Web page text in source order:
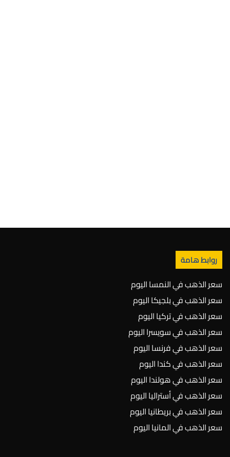
روابط هامة
سعر الذهب في النمسا اليوم
سعر الذهب في بلجيكا اليوم
سعر الذهب في تركيا اليوم
سعر الذهب في سويسرا اليوم
سعر الذهب في فرنسا اليوم
سعر الذهب في كندا اليوم
سعر الذهب في هولندا اليوم
سعر الذهب في أستراليا اليوم
سعر الذهب في بريطانيا اليوم
سعر الذهب في المانيا اليوم